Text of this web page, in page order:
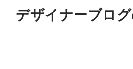
デザイナーブロ